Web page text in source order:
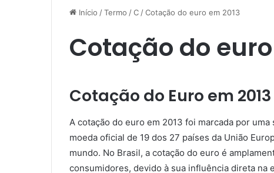
Início /Termo /C /Cotação do euro em 2013​
Cotação do euro
Cotação do Euro em 2013
A cotação do euro em 2013 foi marcada por
moeda oficial de 19 dos 27 países da União
mundo. No Brasil, a cotação do euro é
consumidores, devido à sua influência direta na